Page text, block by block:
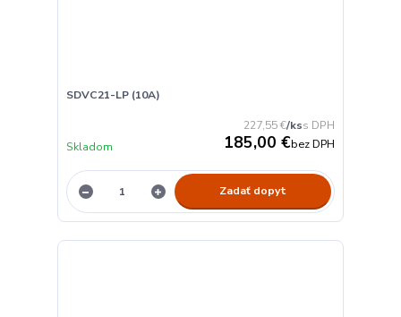
SDVC21-LP (10A)
227,55 €/ks
185,00 €bez DPH
Skladom
Zadať dopyt